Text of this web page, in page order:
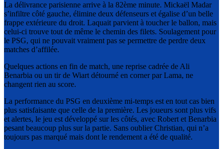
La délivrance parisienne arrive à la 82ème minute. Mickaël Madar
s’infiltre côté gauche, élimine deux défenseurs et égalise d’un belle
frappe extérieure du droit. Laquait parvient à toucher le ballon, mais
celui-ci trouve tout de même le chemin des filets. Soulagement pour
le PSG, qui ne pouvait vraiment pas se permettre de perdre deux
matches d’affilée.
Quelques actions en fin de match, une reprise cadrée de Ali
Benarbia ou un tir de Wiart détourné en corner par Lama, ne
changent rien au score.
La performance du PSG en deuxième mi-temps est en tout cas bien
plus satisfaisante que celle de la première. Les joueurs sont plus vifs
et alertes, le jeu est développé sur les côtés, avec Robert et Benarbia
pesant beaucoup plus sur la partie. Sans oublier Christian, qui n’a
toujours pas marqué mais dont le rendement a été de qualité.